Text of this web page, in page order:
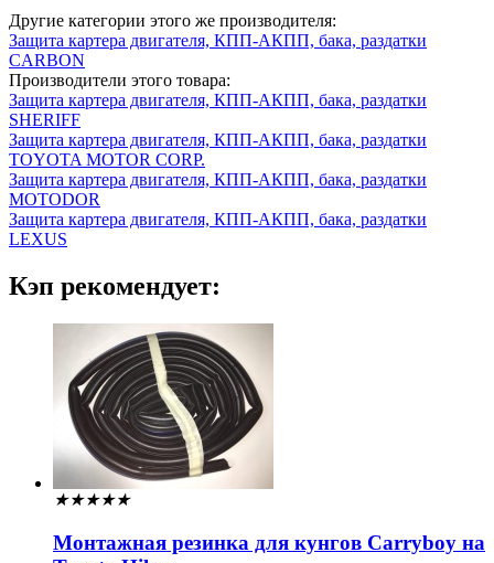
Другие категории этого же производителя:
Защита картера двигателя, КПП-АКПП, бака, раздатки
CARBON
Производители этого товара:
Защита картера двигателя, КПП-АКПП, бака, раздатки
SHERIFF
Защита картера двигателя, КПП-АКПП, бака, раздатки
TOYOTA MOTOR CORP.
Защита картера двигателя, КПП-АКПП, бака, раздатки
MOTODOR
Защита картера двигателя, КПП-АКПП, бака, раздатки
LEXUS
Кэп рекомендует:
★★★★★
Монтажная резинка для кунгов Carryboy на